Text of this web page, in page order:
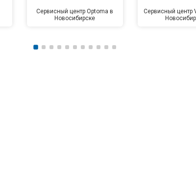
Сервисный центр Optoma в
Новосибирске
Сервисный центр